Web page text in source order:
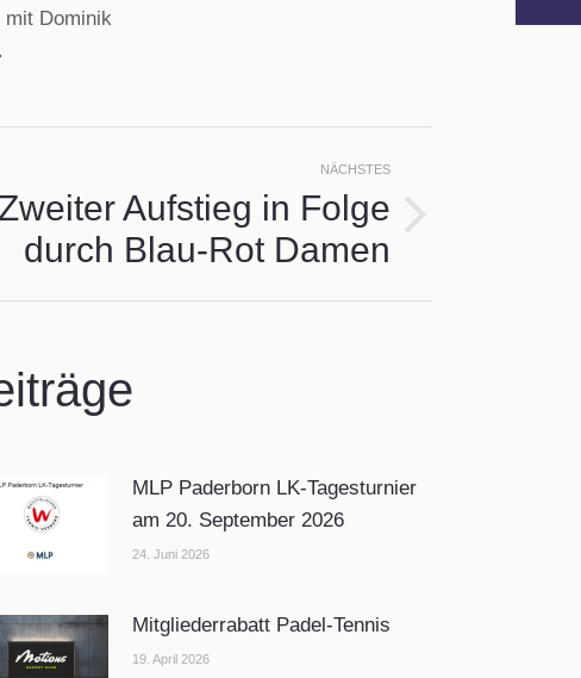
mit Dominik
NÄCHSTES
Zweiter Aufstieg in Folge
durch Blau-Rot Damen
MLP Paderborn LK-Tagesturnier
am 20. September 2026
24. Juni 2026
Mitgliederrabatt Padel-Tennis
19. April 2026